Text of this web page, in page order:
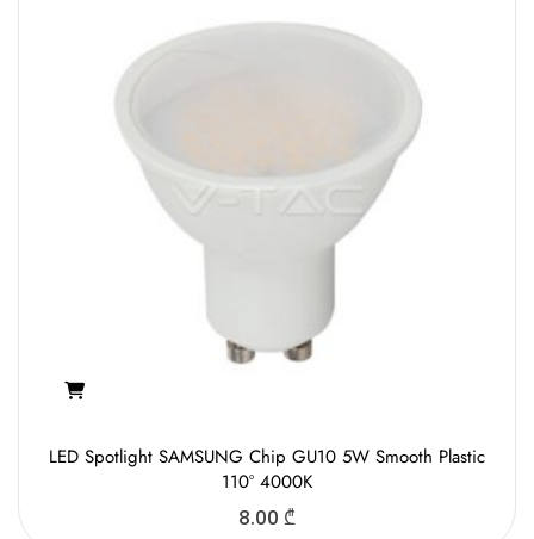
LED Spotlight SAMSUNG Chip GU10 5W Smooth Plastic
110° 4000K
8.00 ₾